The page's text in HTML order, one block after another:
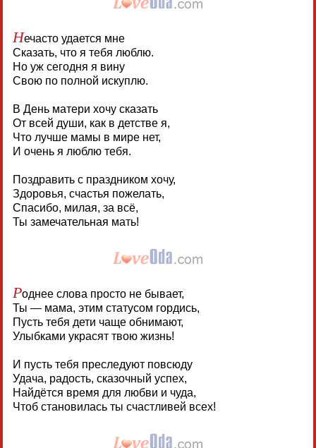
Нечасто удается мне
Сказать, что я тебя люблю.
Но уж сегодня я вину
Свою по полной искуплю.
В День матери хочу сказать
От всей души, как в детстве я,
Что лучше мамы в мире нет,
И очень я люблю тебя.
Поздравить с праздником хочу,
Здоровья, счастья пожелать,
Спасибо, милая, за всё,
Ты замечательная мать!
Роднее слова просто не бывает,
Ты — мама, этим статусом гордись,
Пусть тебя дети чаще обнимают,
Улыбками украсят твою жизнь!
И пусть тебя преследуют повсюду
Удача, радость, сказочный успех,
Найдётся время для любви и чуда,
Чтоб становилась ты счастливей всех!